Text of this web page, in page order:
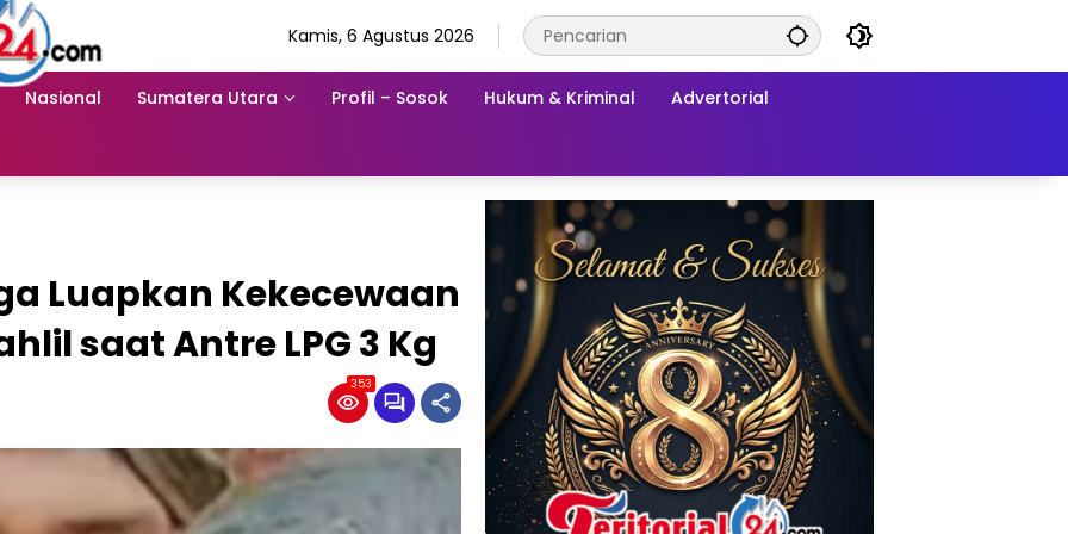
Kamis, 6 Agustus 2026
Nasional Sumatera Utara Profil – Sosok Hukum & Kriminal Advertorial
Luapkan Kekecewaan
saat Antre LPG 3 Kg
353